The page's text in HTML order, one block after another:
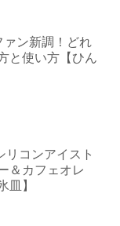
ァン新調！どれ
と使い方【ひん
リコンアイスト
＆カフェオレ
皿】